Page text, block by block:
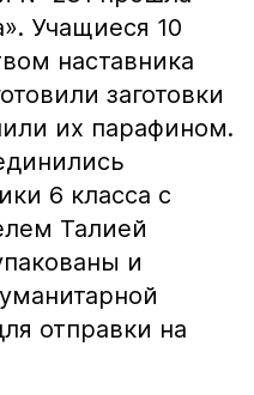
Учащиеся 10
наставника
заготовки
их парафином.
6 класса с
Талией
и
отправки на